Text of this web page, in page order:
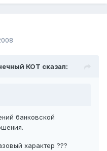
КОТ сказал:
банковской
характер ???